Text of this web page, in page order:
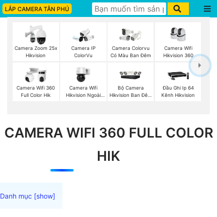
LẮP CAMERA TÂN PHÚ
Camera Zoom 25x
Hikvision
Camera IP
ColorVu
Camera Colorvu
Có Màu Ban Đêm
Camera Wifi
Hikvision 360
Camera Wifi 360
Full Color Hik
Camera Wifi
Hikvision Ngoài
Bộ Camera
Hikvision Ban Đêm
Đầu Ghi Ip 64
Kênh Hikvision
CAMERA WIFI 360 FULL COLOR
HIK